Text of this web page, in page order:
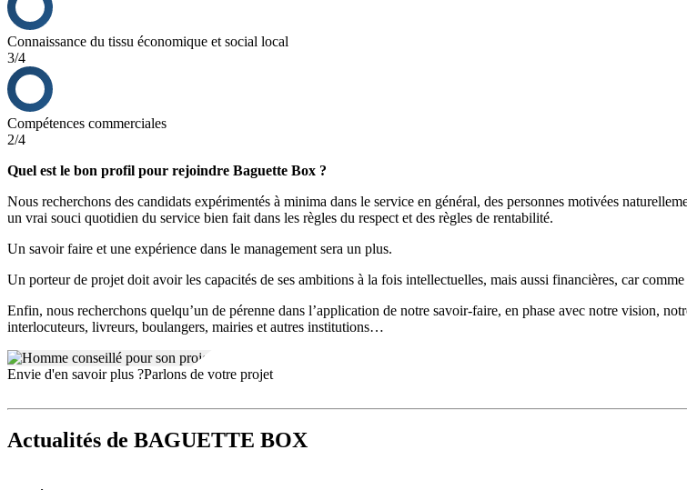
Connaissance du tissu économique et social local
3/4
Compétences commerciales
2/4
Quel est le bon profil pour rejoindre Baguette Box ?
Nous recherchons des candidats expérimentés à minima dans le service en général, des personnes motivées
un vrai souci quotidien du service bien fait dans les règles du respect et des règles de rentabilité.
Un savoir faire et une expérience dans le management sera un plus.
Un porteur de projet doit avoir les capacités de ses ambitions à la fois intellectuelles, mais aussi financières, car
Enfin, nous recherchons quelqu’un de pérenne dans l’application de notre savoir-faire, en phase avec notre vision,
interlocuteurs, livreurs, boulangers, mairies et autres institutions…
Envie d'en savoir plus ?Parlons de votre projet
Actualités de BAGUETTE BOX